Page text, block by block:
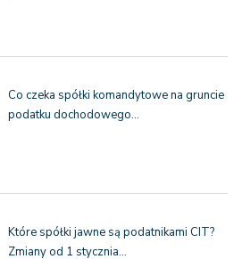
Co czeka spółki komandytowe na gruncie
podatku dochodowego…
Które spółki jawne są podatnikami CIT?
Zmiany od 1 stycznia…